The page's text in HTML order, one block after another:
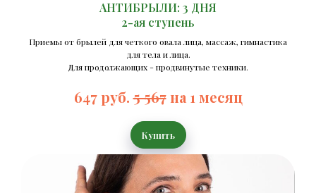
АНТИБРЫЛИ: 3 ДНЯ
2-ая ступень
Приемы от брылей для четкого овала лица, массаж, гимнастика
для тела и лица.
Для продолжающих - продвинутые техники.
647 руб.5 567на 1 месяц
Купить